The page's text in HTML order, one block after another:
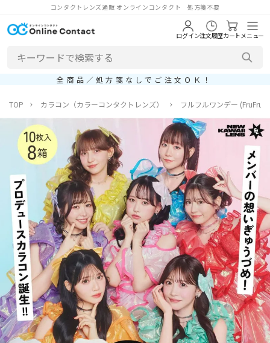
コンタクトレンズ通販 オンラインコンタクト 処方箋不要
ログイン注文履歴カートメニュー
全商品／処方箋なしでご注文ＯＫ！
TOP カラコン（カラーコンタクトレンズ） フルフルワンデー (FruFru